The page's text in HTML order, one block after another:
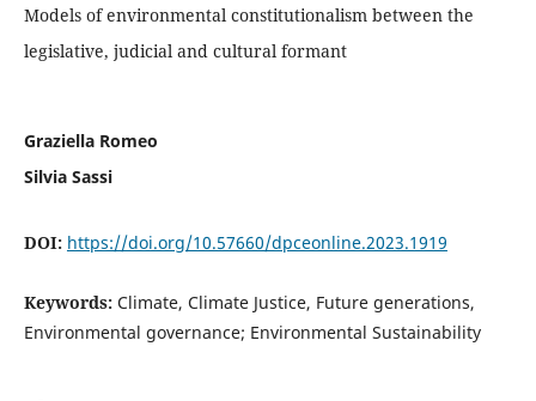
Models of environmental constitutionalism between the
legislative, judicial and cultural formant
Graziella Romeo
Silvia Sassi
DOI: https://doi.org/10.57660/dpceonline.2023.1919
Keywords: Climate, Climate Justice, Future generations,
Environmental governance; Environmental Sustainability